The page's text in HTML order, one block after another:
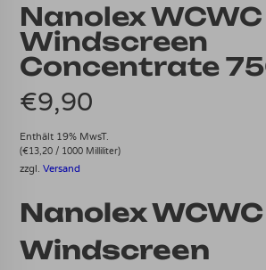
Nanolex
Windscreen
Concentrate
€9,90
Enthält 19% MwsT.
(€13,20 / 1000 Milliliter)
zzgl.Versand
Nanolex
Windscreen